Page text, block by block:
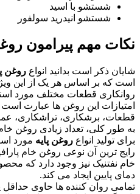
شستشو با اسید
شستشو انیدرید سولفور
نکات مهم پیرامون
شایان ذکر است بدانید انواعروغن
است که بر اساس هر یک از این
روانکاری قطعات مختلف مورد
امتیازات این روغن ها عبارت است
قطعات، برشکاری، تراشکاری،
به طور کلی، تعداد زیادی روغن
برای تولید انواعروغن پایهمورد
رایج ترین آن نوعی روغن خام
خام نفتنیک نیز وجود دارد که
دمای پایین ایجاد می کند.
تمامی روان کننده ها حاوی حداقل